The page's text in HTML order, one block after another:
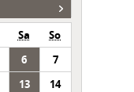
Sa
So
6
7
13
14